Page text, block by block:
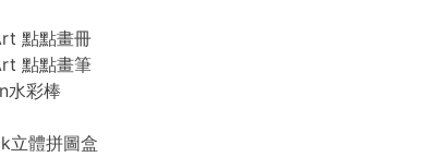
點點畫冊
點點畫筆
水彩棒
立體拼圖盒